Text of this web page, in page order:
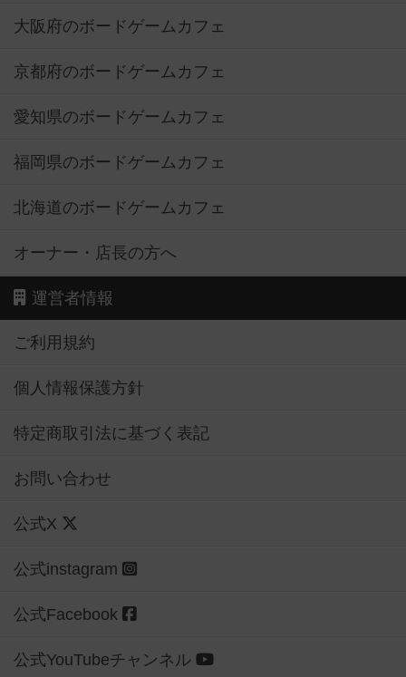
大阪府のボードゲームカフェ
京都府のボードゲームカフェ
愛知県のボードゲームカフェ
福岡県のボードゲームカフェ
北海道のボードゲームカフェ
オーナー・店長の方へ
運営者情報
ご利用規約
個人情報保護方針
特定商取引法に基づく表記
お問い合わせ
公式X
公式instagram
公式Facebook
公式YouTubeチャンネル